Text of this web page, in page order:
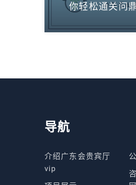
你轻松通关问
导航
介绍广东会贵宾厅
vip